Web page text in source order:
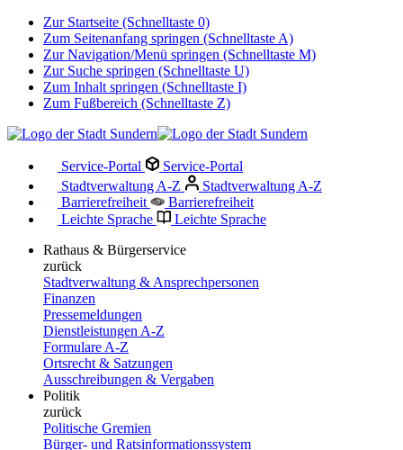
Zur Startseite (Schnelltaste 0)
Zum Seitenanfang springen (Schnelltaste A)
Zur Navigation/Menü springen (Schnelltaste M)
Zur Suche springen (Schnelltaste U)
Zum Inhalt springen (Schnelltaste I)
Zum Fußbereich (Schnelltaste Z)
Service-Portal
Service-Portal
Stadtverwaltung A-Z
Stadtverwaltung A-Z
Barrierefreiheit
Barrierefreiheit
Leichte Sprache
Leichte Sprache
Rathaus & Bürgerservice
zurück
Stadtverwaltung & Ansprechpersonen
Finanzen
Pressemeldungen
Dienstleistungen A-Z
Formulare A-Z
Ortsrecht & Satzungen
Ausschreibungen & Vergaben
Politik
zurück
Politische Gremien
Bürger- und Ratsinformationssystem